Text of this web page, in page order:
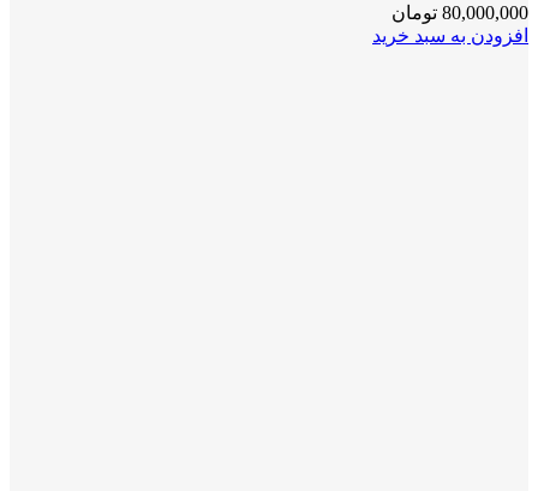
80,000,000 تومان
افزودن به سبد خرید